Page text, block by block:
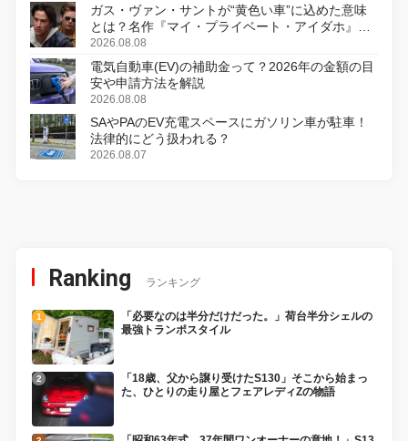
ガス・ヴァン・サントが“黄色い車”に込めた意味
とは？名作『マイ・プライベート・アイダホ』が
初のデジタルリマスター版で復活
2026.08.08
電気自動車(EV)の補助金って？2026年の金額の目
安や申請方法を解説
2026.08.08
SAやPAのEV充電スペースにガソリン車が駐車！
法律的にどう扱われる？
2026.08.07
Ranking ランキング
「必要なのは半分だけだった。」荷台半分シェルの
最強トランポスタイル
「18歳、父から譲り受けたS130」そこから始まっ
た、ひとりの走り屋とフェアレディZの物語